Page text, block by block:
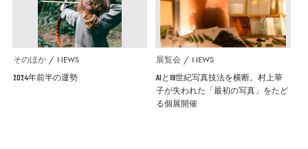
そのほか NEWS
2024年前半の運勢
展覧会 NEWS
AIと19世紀写真技法を横断。村上華
子が失われた「最初の写真」をたど
る個展開催